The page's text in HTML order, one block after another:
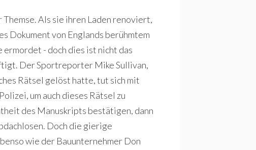
Als sie ihren Laden renoviert,
Dokument von Englands berühmtem
- doch dies ist nicht das
Der Sportreporter Mike Sullivan,
Rätsel gelöst hatte, tut sich mit
um auch dieses Rätsel zu
des Manuskripts bestätigen, dann
Doch die gierige
wie der Bauunternehmer Don